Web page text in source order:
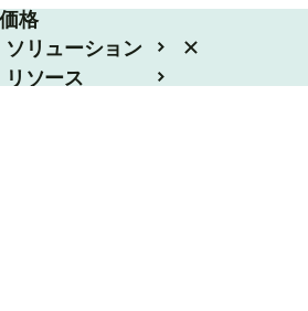
価格
ソリューション
リソース